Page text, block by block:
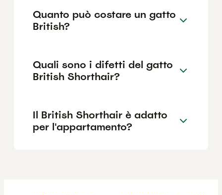
Quanto può costare un gatto
British?
Quali sono i difetti del gatto
British Shorthair?
Il British Shorthair è adatto
per l'appartamento?